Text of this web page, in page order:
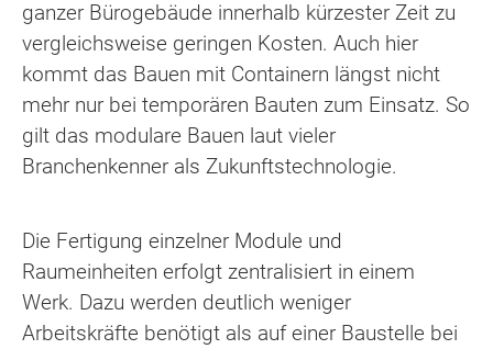
ganzer Bürogebäude innerhalb kürzester Zeit zu
vergleichsweise geringen Kosten. Auch hier
kommt das Bauen mit Containern längst nicht
mehr nur bei temporären Bauten zum Einsatz. So
gilt das modulare Bauen laut vieler
Branchenkenner als Zukunftstechnologie.
Die Fertigung einzelner Module und
Raumeinheiten erfolgt zentralisiert in einem
Werk. Dazu werden deutlich weniger
Arbeitskräfte benötigt als auf einer Baustelle bei